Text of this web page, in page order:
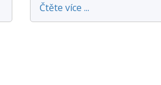
Čtěte více ...